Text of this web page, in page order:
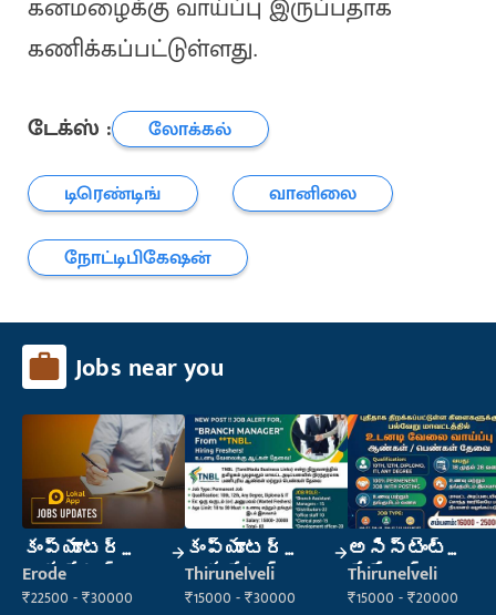
கனமழைக்கு வாய்ப்பு இருப்பதாக
கணிக்கப்பட்டுள்ளது.
டேக்ஸ் :
லோக்கல்
டிரெண்டிங்
வானிலை
நோட்டிபிகேஷன்
Jobs near you
కంప్యూటర్
ఆపరేటర్
Erode
₹22500 - ₹30000
కంప్యూటర్
ఆపరేటర్
Thirunelveli
₹15000 - ₹30000
అసిస్టెంట్
మేనేజర్
Thirunelveli
₹15000 - ₹20000